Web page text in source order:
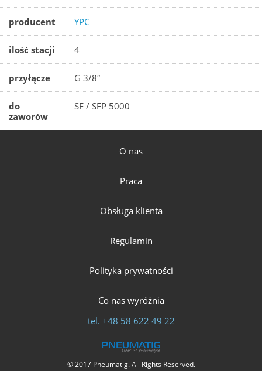
producent YPC
ilość stacji 4
przyłącze G 3/8″
do
zaworów
SF / SFP 5000
O nas
Praca
Obsługa klienta
Regulamin
Polityka prywatności
Co nas wyróżnia
tel. +48 58 622 49 22
© 2017 Pneumatig. All Rights Reserved.